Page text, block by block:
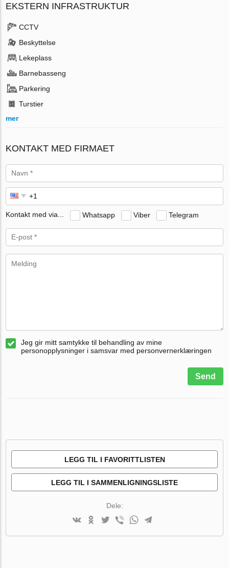
EKSTERN INFRASTRUKTUR
CCTV
Beskyttelse
Lekeplass
Barnebasseng
Parkering
Turstier
mer
KONTAKT MED FIRMAET
Kontakt med via... Whatsapp Viber Telegram
Jeg gir mitt samtykke til behandling av mine
personopplysninger i samsvar med personvernerklæringen
Send
LEGG TIL I FAVORITTLISTEN
LEGG TIL I SAMMENLIGNINGSLISTE
Dele: